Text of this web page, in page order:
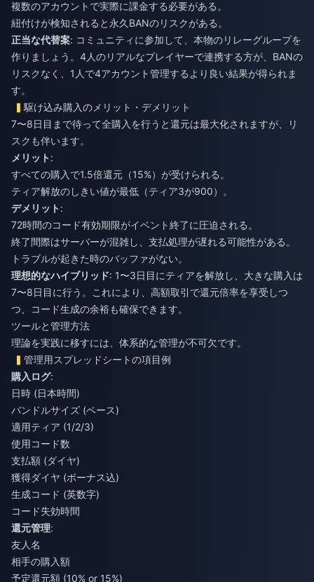
複数のアカウントで実際に課金する必要がある。
紐付けが検知されると永久BANのリスクがある。
正当な代替案: コミュニティに参加して、本物のリレーグループを
作りましょう。4人のリアルなプレイヤーで連携する方が、BANの
リスクなく、1人で4アカウント管理するより良い結果が得られま
す。
駆け込み購入のメリット・デメリット
7〜8日目まで待って全購入を行うと還元は最大化されますが、リ
スクも伴います。
メリット :
すべての購入で1.5倍還元（15%）が受けられる。
ティア解放のしきい値が最低（ティア3が900）。
デメリット :
72時間のコード有効期限がイベント終了に圧迫される。
終了間際はサーバーが混雑し、支払処理が遅れる可能性がある。
トラブルが起きた時のバッファがない。
理想的なハイブリッド: 1〜3日目にティアを解放し、大きな購入は
7〜8日目に行う。これにより、高額取引で還元倍率を享受しつ
つ、コード生成の余裕も確保できます。
ツールと管理方法
理論を実践に移すには、体系的な管理が不可欠です。
管理用スプレッドシートの項目例
購入ログ:
日時 (日本時間)
バンドルサイズ (ベース)
適用ティア (1/2/3)
使用コード数
支払額 (ダイヤ)
獲得ダイヤ (ボーナス込)
生成コード (英数字)
コード失効時間
還元管理:
友人名
相手の購入額
予定還元額 (10% or 15%)